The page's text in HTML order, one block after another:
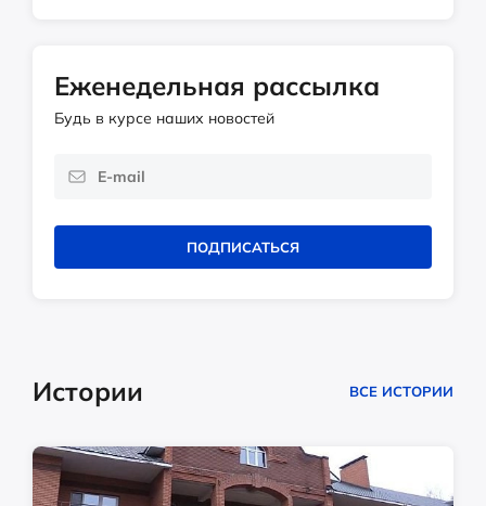
Еженедельная рассылка
Будь в курсе наших новостей
ПОДПИСАТЬСЯ
Истории ВСЕ ИСТОРИИ